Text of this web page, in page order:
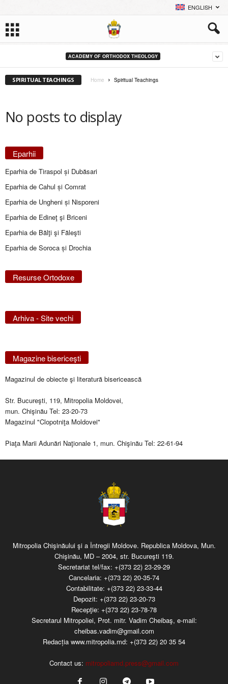
ENGLISH
ACADEMY OF ORTHODOX THEOLOGY
SPIRITUAL TEACHINGS Home Spiritual Teachings
No posts to display
Eparhii
Eparhia de Tiraspol și Dubăsari
Eparhia de Cahul și Comrat
Eparhia de Ungheni și Nisporeni
Eparhia de Edineţ şi Briceni
Eparhia de Bălţi şi Făleşti
Eparhia de Soroca și Drochia
Resurse Ortodoxe
Arhiva - Site vechi
Magazine bisericeşti
Magazinul de obiecte şi literatură bisericească
Str. Bucureşti, 119, Mitropolia Moldovei,
mun. Chişinău Tel: 23-20-73
Magazinul "Clopotniţa Moldovei"
Piaţa Marii Adunări Naţionale 1, mun. Chişinău Tel: 22-61-94
Mitropolia Chişinăului şi a Întregii Moldove. Republica Moldova, Mun.
Chişinău, MD – 2004, str. Bucureşti 119.
Secretariat tel/fax: +(373 22) 23-29-29
Cancelaria: +(373 22) 20-35-74
Contabilitate: +(373 22) 23-33-44
Depozit: +(373 22) 23-20-73
Recepţie: +(373 22) 23-78-78
Secretarul Mitropoliei, Prot. mitr. Vadim Cheibaş, e-mail:
cheibas.vadim@gmail.com
Redacția www.mitropolia.md: +(373 22) 20 35 54
Contact us: mitropoliamd.press@gmail.com